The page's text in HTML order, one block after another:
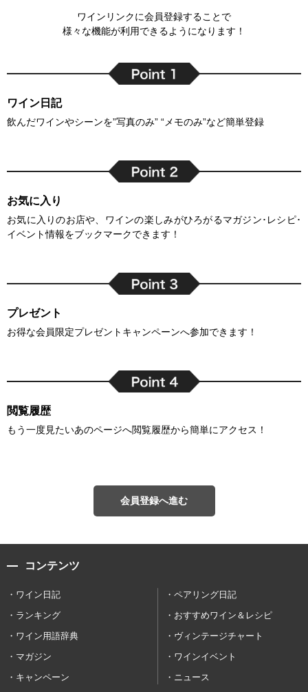
ワインリンクに会員登録することで
様々な機能が利用できるようになります！
ワイン日記
飲んだワインやシーンを”写真のみ” “メモのみ”など簡単登録
お気に入り
お気に入りのお店や、ワインの楽しみがひろがるマガジン･レシピ･
イベント情報をブックマークできます！
プレゼント
お得な会員限定プレゼントキャンペーンへ参加できます！
閲覧履歴
もう一度見たいあのページへ閲覧履歴から簡単にアクセス！
会員登録へ進む
コンテンツ
ワイン日記
ペアリング日記
ランキング
おすすめワイン＆レシピ
ワイン用語辞典
ヴィンテージチャート
マガジン
ワインイベント
キャンペーン
ニュース